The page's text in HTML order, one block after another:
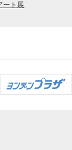
ート展